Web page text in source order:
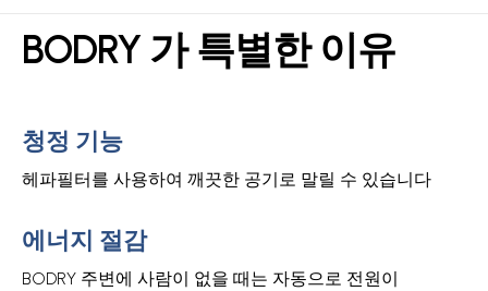
BODRY 가 특별한 이유
청정 기능
헤파필터를 사용하여 깨끗한 공기로 말릴 수 있습니다
에너지 절감
BODRY 주변에 사람이 없을 때는 자동으로 전원이